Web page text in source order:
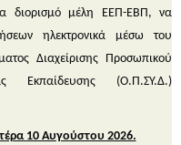
διορισμό μέλη ΕΕΠ-ΕΒΠ, να
ηλεκτρονικά μέσω του
Διαχείρισης Προσωπικού
Εκπαίδευσης (Ο.Π.ΣΥ.Δ.)
10 Αυγούστου 2026.